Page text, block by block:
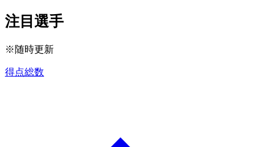
注目選手
※随時更新
得点総数